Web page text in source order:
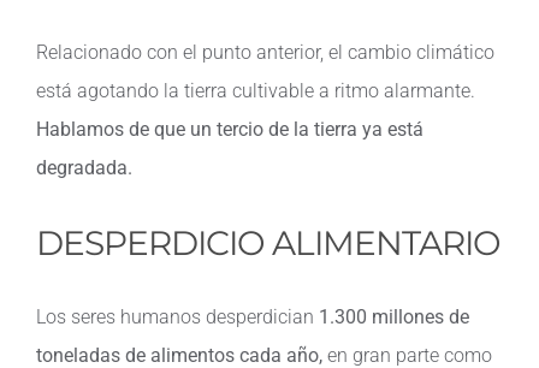
Relacionado con el punto anterior, el cambio climático
está agotando la tierra cultivable a ritmo alarmante.
Hablamos de que un tercio de la tierra ya está
degradada.
DESPERDICIO ALIMENTARIO
Los seres humanos desperdician 1.300 millones de
toneladas de alimentos cada año, en gran parte como